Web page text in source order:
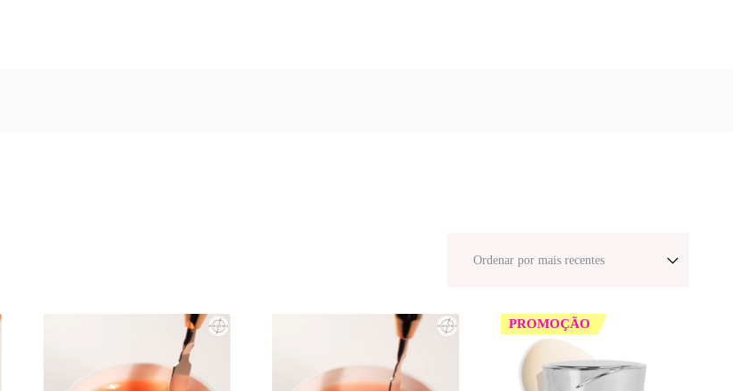
PROMOÇÃO